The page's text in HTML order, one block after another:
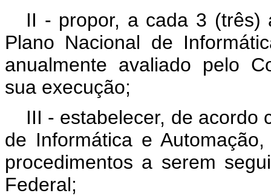
II - propor, a cada 3 (três)
Plano Nacional de
anualmente avaliado pelo
sua execução;
III - estabelecer, de acordo
de Informática e
procedimentos a serem
Federal;